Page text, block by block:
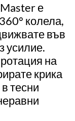
е
колела,
във
усилие.
на
крика
тесни